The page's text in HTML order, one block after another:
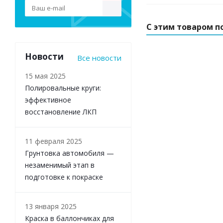
С этим товаром
Новости Все новости
15 мая 2025
Полировальные круги:
эффективное
восстановление ЛКП
11 февраля 2025
Грунтовка автомобиля —
незаменимый этап в
подготовке к покраске
13 января 2025
Краска в баллончиках для